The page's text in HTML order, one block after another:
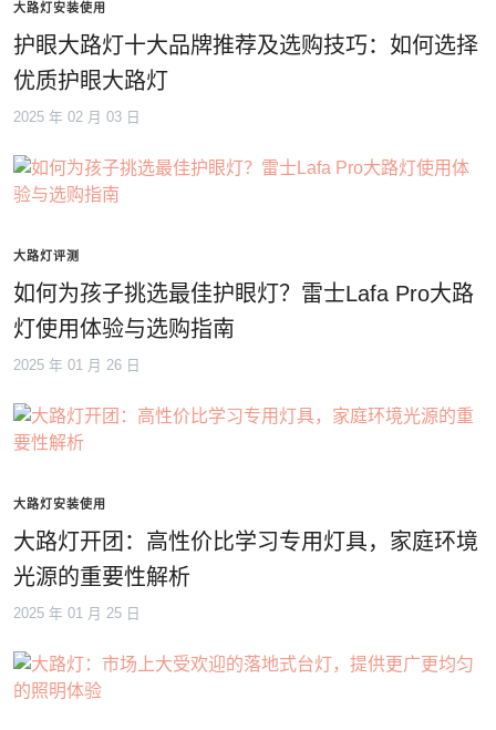
大路灯安装使用
护眼大路灯十大品牌推荐及选购技巧：如何选择
优质护眼大路灯
2025 年 02 月 03 日
大路灯评测
如何为孩子挑选最佳护眼灯？雷士Lafa Pro大路
灯使用体验与选购指南
2025 年 01 月 26 日
大路灯安装使用
大路灯开团：高性价比学习专用灯具，家庭环境
光源的重要性解析
2025 年 01 月 25 日